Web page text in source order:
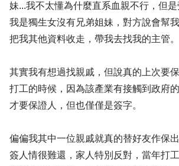
妹...我不太懂為什麼直系血親不行，但
我是獨生女沒有兄弟姐妹，對方說會幫
把我其他資料收走，帶我去找我的主管。
其實我有想過找親戚，但說真的上次要
打工的時候，因為該產業有接觸到政府
才要保證人，但也僅僅是簽字。
偏偏我其中一位親戚就真的替好友作保
簽人情很難還，家人特別反對，當年打